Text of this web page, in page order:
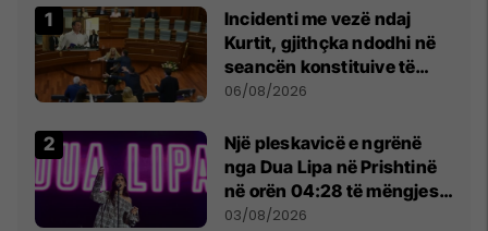
Incidenti me vezë ndaj
Kurtit, gjithçka ndodhi në
seancën konstituive të
Kuvendit
06/08/2026
Një pleskavicë e ngrënë
nga Dua Lipa në Prishtinë
në orën 04:28 të mëngjesit
- dhe bota digjitale serbe
03/08/2026